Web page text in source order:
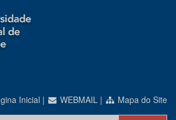
Inicial | WEBMAIL | Mapa do Site